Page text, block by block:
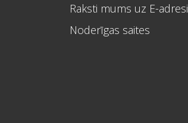
Raksti mums uz E-adresi
Noderīgas saites